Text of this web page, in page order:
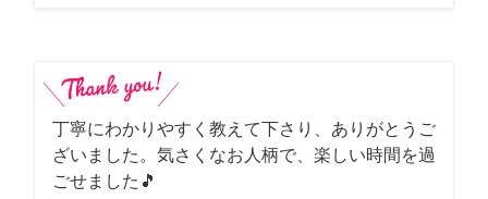
丁寧にわかりやすく教えて下さり、ありがとうご
ざいました。気さくなお人柄で、楽しい時間を過
ごせました🎵